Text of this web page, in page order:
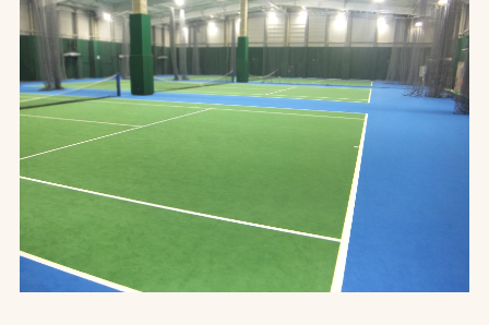
お問合せ
お取引先の皆様へ
プライバシーポリシー
ソーシャルメディアポリシー